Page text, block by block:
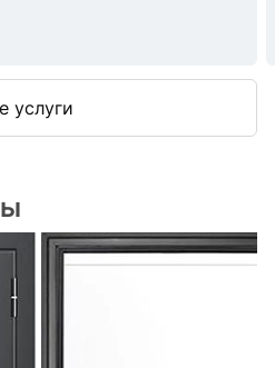
услуги